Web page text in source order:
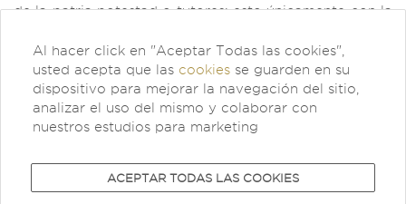
de la patria potestad o tutores; esto únicamente con la
9. ACTUALIZACIÓN DE ESTA POLÍTICA
actualizada al 29 de agosto de 2023 y podrá ser
modificada por Hotel Viñas Queirolo cuando este
Al hacer click en "Aceptar Todas las cookies",
usted acepta que las cookies se guarden en su
dispositivo para mejorar la navegación del sitio,
analizar el uso del mismo y colaborar con
nuestros estudios para marketing
ACEPTAR TODAS LAS COOKIES